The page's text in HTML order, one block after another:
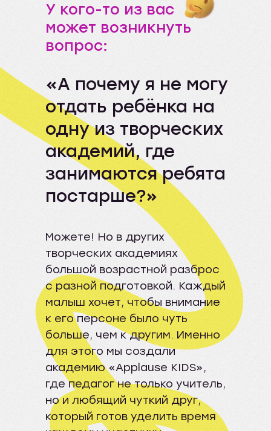
У кого-то из вас
может возникнуть
вопрос:
«А почему я не могу
отдать ребёнка на
одну из творческих
академий, где
занимаются ребята
постарше?»
Можете! Но в других
творческих академиях
большой возрастной разброс
с разной подготовкой. Каждый
малыш хочет, чтобы внимание
к его персоне было чуть
больше, чем к другим. Именно
для этого мы создали
академию «Applause KIDS»,
где педагог не только учитель,
но и любящий чуткий друг,
который готов уделить время